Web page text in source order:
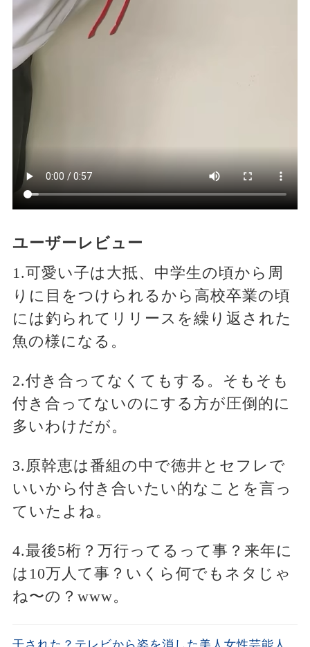
ユーザーレビュー
1.可愛い子は大抵、中学生の頃から周
りに目をつけられるから高校卒業の頃
には釣られてリリースを繰り返された
魚の様になる。
2.付き合ってなくてもする。そもそも
付き合ってないのにする方が圧倒的に
多いわけだが。
3.原幹恵は番組の中で徳井とセフレで
いいから付き合いたい的なことを言っ
ていたよね。
4.最後5桁？万行ってるって事？来年に
は10万人て事？いくら何でもネタじゃ
ね〜の？www。